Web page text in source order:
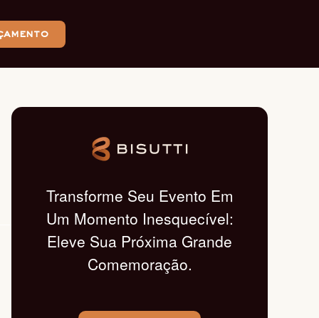
Transforme Seu Evento Em
Um Momento Inesquecível:
Eleve Sua Próxima Grande
Comemoração.